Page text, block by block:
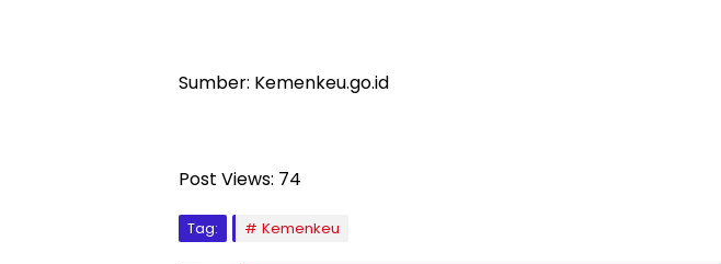
Sumber: Kemenkeu.go.id
Post Views: 74
Tag: Kemenkeu